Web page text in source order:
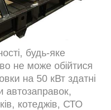
будь-яке
не може обійтися
на 50 кВт здатні
автозаправок,
котеджів, СТО